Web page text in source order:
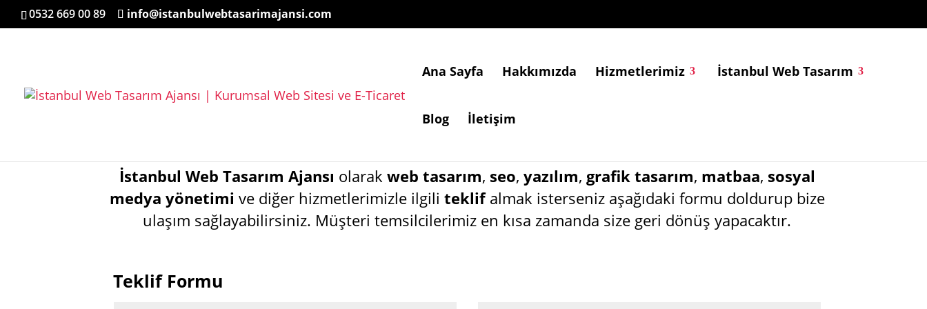
0532 669 00 89 info@istanbulwebtasarimajansi.com
Ana Sayfa Hakkımızda Hizmetlerimiz İstanbul Web Tasarım
Blog İletişim
Teklif Al
İstanbul Web Tasarım Ajansı olarak web tasarım, seo, yazılım, grafik tasarım, matbaa, sosyal
medya yönetimi ve diğer hizmetlerimizle ilgili teklifalmak isterseniz aşağıdaki formu doldurup bize
ulaşım sağlayabilirsiniz. Müşteri temsilcilerimiz en kısa zamanda size geri dönüş yapacaktır.
Teklif Formu